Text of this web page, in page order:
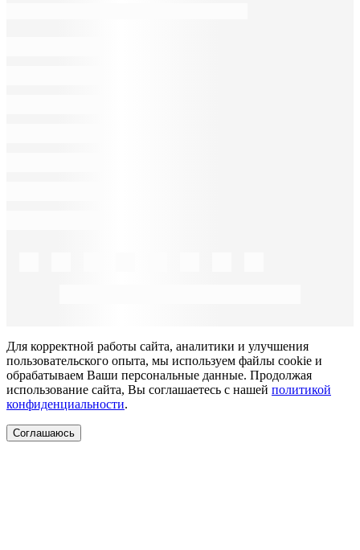
Для корректной работы сайта, аналитики и улучшения
пользовательского опыта, мы используем файлы cookie и
обрабатываем Ваши персональные данные. Продолжая
использование сайта, Вы соглашаетесь с нашей политикой
конфиденциальности.
Соглашаюсь